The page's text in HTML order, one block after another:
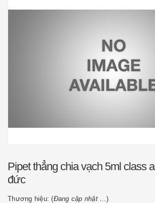
Pipet thẳng chia vạch 5ml class
đức
Thương hiệu: (Đang cập nhật ...)